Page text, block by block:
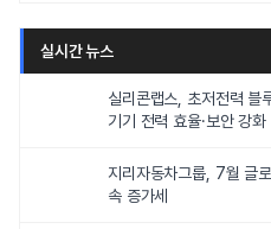
실시간 뉴스
실리콘랩스, 초저전력
기기 전력 효율·보안 강화
지리자동차그룹, 7월 글
속 증가세